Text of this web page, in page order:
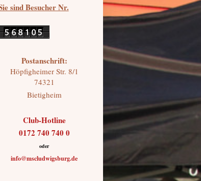
sind Besucher Nr.
Postanschrift:
Höpfigheimer Str. 8/1
74321
Bietigheim
Club-Hotline
0172 740 740 0
oder
info@mscludwigsburg.de